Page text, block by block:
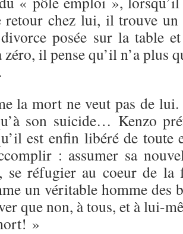
retour chez lui, il trouve un
posée sur la table
zéro, il pense qu’il n’a plus
la mort ne veut pas de
son suicide… Kenzo
est enfin libéré de toute
: assumer sa
se réfugier au coeur de la
un véritable homme des
que non, à tous, et à lui-
»